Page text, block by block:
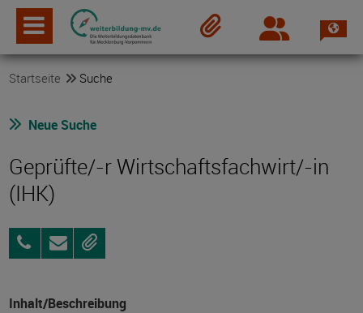
Login
Startseite Suche
Neue Suche
Geprüfte/-r Wirtschaftsfachwirt/-in
(IHK)
+493818017552
AnfragenMerken
Inhalt/Beschreibung